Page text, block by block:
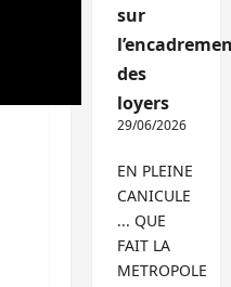
sur
des
loyers
29/06/2026
EN PLEINE
CANICULE
... QUE
FAIT LA
METROPOLE